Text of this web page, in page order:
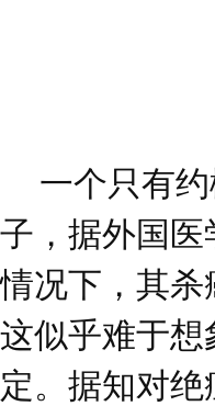
一个只有约
子，据外国
情况下，其
这似乎难于
定。据知对